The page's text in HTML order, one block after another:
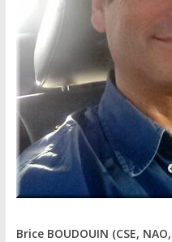
Brice BOUDOUIN (CSE,